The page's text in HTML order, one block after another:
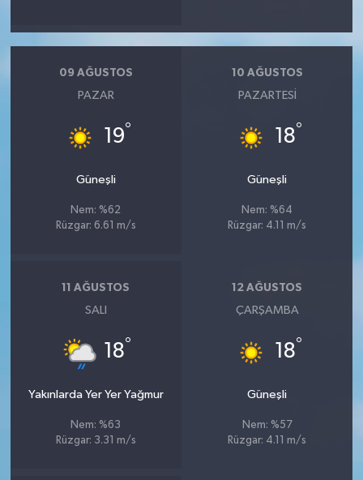
09 AĞUSTOS
PAZAR
19°
Güneşli
Nem: %62
Rüzgar: 6.61 m/s
10 AĞUSTOS
PAZARTESI
18°
Güneşli
Nem: %64
Rüzgar: 4.11 m/s
11 AĞUSTOS
SALI
18°
Yakınlarda Yer Yer Yağmur
Nem: %63
Rüzgar: 3.31 m/s
12 AĞUSTOS
ÇARŞAMBA
18°
Güneşli
Nem: %57
Rüzgar: 4.11 m/s